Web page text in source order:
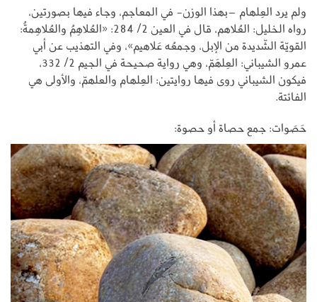
ولم يرد العِلهام –بهذا الوزن- في المعاجم، وجاء فيها بصورتين،
رواه الخليل: العُلاهم، قال في العين 2/ 284: «العُلاهِمُ والعُلاهِمةُ:
القويّة الشّديدة من الإبل، وجمعُه عَلاهيم»، وفي التهذيب عن أبي
عمرو الشيباني: العِلهَمّ، وهي رواية صحيحة في الجيم 2/ 332،
فيكون الشيباني روى فيها روايتين: العِلهام والعلهمّ، والأولى هي
الفائتة.
حَصَوات: جمع حصاة أو حصوة: